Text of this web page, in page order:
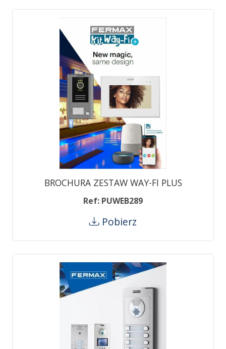
BROCHURA ZESTAW WAY-FI PLUS
Ref: PUWEB289
Pobierz